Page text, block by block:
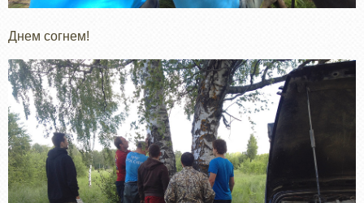
Днем согнем!